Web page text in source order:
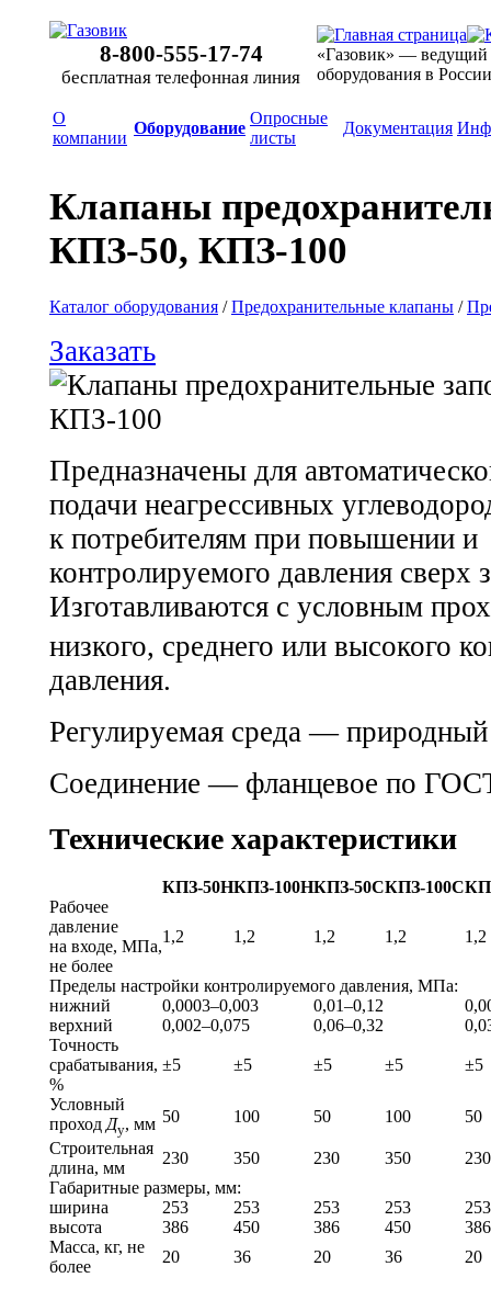
8-800-555-17-74
бесплатная телефонная линия
«Газовик» — ведущий
оборудования в России
О
компании
Оборудование
Опросные
листы
Документация
Клапаны
КПЗ-50, КПЗ-100
Каталог оборудования /Предохранительные клапаны /
Заказать
Предназначены для
подачи неагрессивных
к потребителям при повышении
контролируемого давления сверх
Изготавливаются с условным
низкого, среднего или высокого
давления.
Регулируемая среда —
Соединение — фланцевое по
Технические характеристики
КПЗ-50НКПЗ-100НКПЗ-50СКПЗ-100С
Рабочее
давление
на входе, МПа,
не более
1,2 1,2 1,2 1,2 1,2
Пределы настройки контролируемого давления, МПа:
нижний
0,0003–0,003 0,01–0,12
верхний
0,002–0,075 0,06–0,32
Точность
срабатывания,
%
±5 ±5 ±5 ±5 ±5
Условный
проход Ду, мм 50 100 50 100
50
Строительная
длина, мм
230 350 230 350
230
Габаритные размеры, мм:
ширина
253 253 253 253
253
высота
386 450 386 450
386
Масса, кг, не
более
20 36 20 36 20